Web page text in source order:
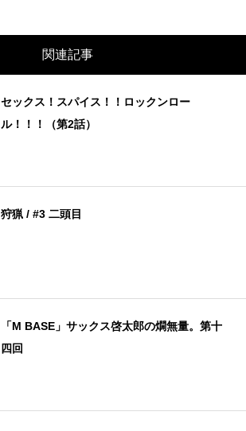
関連記事
セックス！スパイス！！ロックンロー
ル！！！（第2話）
狩猟 / #3 二頭目
「M BASE」サックス啓太郎の燗無量。第十
四回